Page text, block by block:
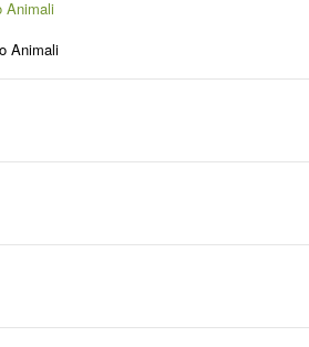
Animali